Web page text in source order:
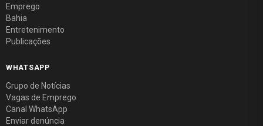
Emprego
Bahia
Entretenimento
Publicações
WHATSAPP
Grupo de Notícias
Vagas de Emprego
Canal WhatsApp
Enviar denúncia